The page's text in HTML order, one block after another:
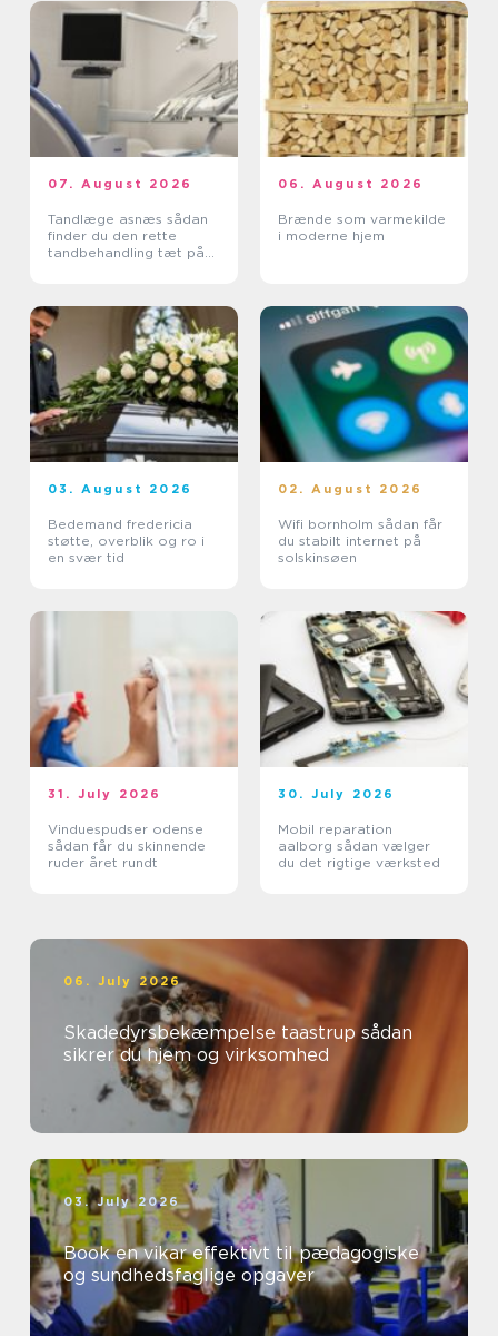
07. August 2026
Tandlæge asnæs sådan
finder du den rette
tandbehandling tæt på
06. August 2026
Brænde som varmekilde
i moderne hjem
03. August 2026
Bedemand fredericia
støtte, overblik og ro i
en svær tid
02. August 2026
Wifi bornholm sådan får
du stabilt internet på
solskinsøen
31. July 2026
Vinduespudser odense
sådan får du skinnende
ruder året rundt
30. July 2026
Mobil reparation
aalborg sådan vælger
du det rigtige værksted
06. July 2026
Skadedyrsbekæmpelse taastrup sådan
sikrer du hjem og virksomhed
03. July 2026
Book en vikar effektivt til pædagogiske
og sundhedsfaglige opgaver